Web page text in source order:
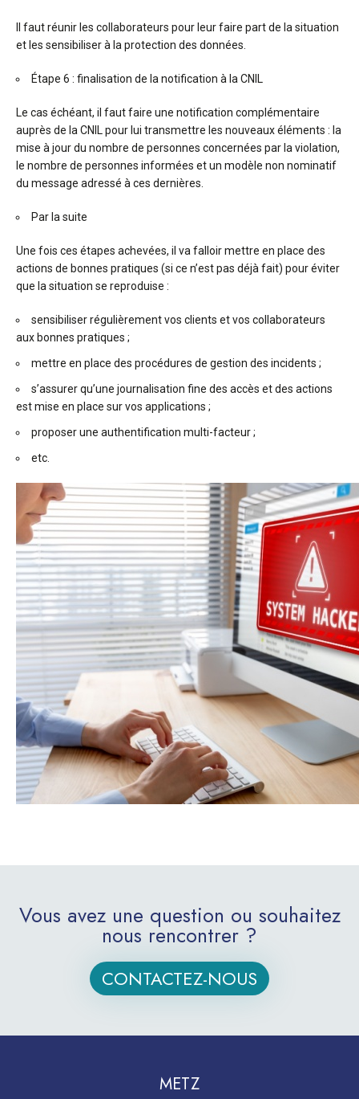
Il faut réunir les collaborateurs pour leur faire part de la situation
et les sensibiliser à la protection des données.
Étape 6 : finalisation de la notification à la CNIL
Le cas échéant, il faut faire une notification complémentaire
auprès de la CNIL pour lui transmettre les nouveaux éléments : la
mise à jour du nombre de personnes concernées par la violation,
le nombre de personnes informées et un modèle non nominatif
du message adressé à ces dernières.
Par la suite
Une fois ces étapes achevées, il va falloir mettre en place des
actions de bonnes pratiques (si ce n’est pas déjà fait) pour éviter
que la situation se reproduise :
sensibiliser régulièrement vos clients et vos collaborateurs
aux bonnes pratiques ;
mettre en place des procédures de gestion des incidents ;
s’assurer qu’une journalisation fine des accès et des actions
est mise en place sur vos applications ;
proposer une authentification multi-facteur ;
etc.
Vous avez une question ou souhaitez
nous rencontrer ?
CONTACTEZ-NOUS
METZ